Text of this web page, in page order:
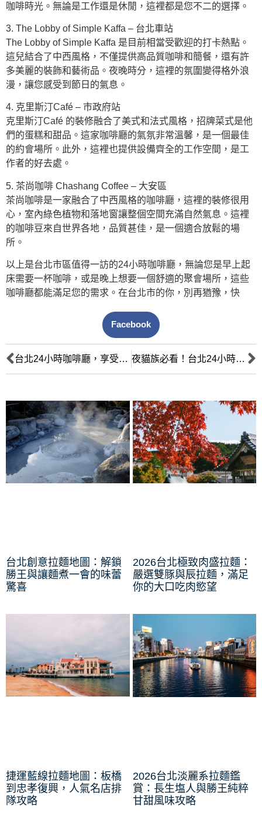
咖啡時光。無論是工作還是休閒，這裡都是您不二的選擇。
3. The Lobby of Simple Kaffa – 台北車站
The Lobby of Simple Kaffa 是目前相當受歡迎的打卡熱點。
這兒結合了中西風格，不僅提供高品質咖啡和簡餐，還有許
多美麗的裝飾和藝術品。夜晚時分，這裡的氛圍變得格外浪
漫，讓您感受到節日的氣息。
4. 克里斯汀Café – 市政府站
克里斯汀Café 的裝修融合了美式和法式風格，招牌菜式是他
們的蛋糕和甜品。這家咖啡廳的氣氛非常溫馨，是一個最佳
的約會場所。此外，這裡也提供設備齊全的工作空間，是工
作者的好去處。
5. 茶尚咖啡 Chashang Coffee – 大安區
茶尚咖啡是一家融合了中西風格的咖啡廳，這裡的裝修很用
心，室內綠色植物和落地窗讓整個空間充滿自然氣息。這裡
的咖啡豆來自世界各地，品質甚佳，是一個適合放鬆的場
所。
以上是台北市區值得一訪的24小時咖啡廳，無論您是早上起
床需要一杯咖啡，或是晚上想要一個舒適的聚會場所，這些
咖啡廳都能滿足您的需求。在台北市的你，別再猶豫，快
Facebook
台北24小時咖啡廳，享受不打烊的品味人生 夜貓族必看！台北24小時咖啡廳的深夜餐點
台北創意拉麵地圖：解鎖
勝王與讓麵煮一會的味蕾
驚喜
2026台北極致肉盛拉麵：
嚴選雙豚與辰拉麵，滿足
你的大口吃肉慾望
捷運藍線拉麵地圖：板橋
到忠孝復興，人氣名店排
隊攻略
2026台北淡麗系拉麵鑑
賞：長生塩人與勝王純粹
甘甜風味攻略